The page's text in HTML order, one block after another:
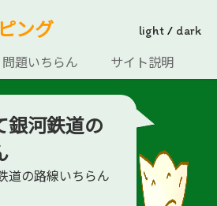
ング light / dark
問題いちらん サイト説明
銀河鉄道の
道の路線いちらん